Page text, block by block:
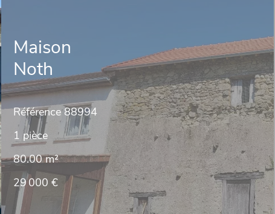
Maison
Noth
Référence88994
1 pièce
80.00m²
29 000 €